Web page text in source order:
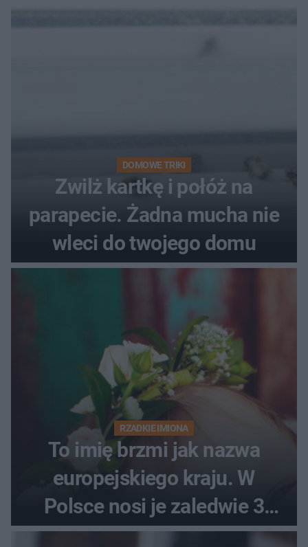
DOMOWE TRIKI
Zwilż kartkę i połóż na
parapecie. Żadna mucha nie
wleci do twojego domu
RZADKIE IMIONA
To imię brzmi jak nazwa
europejskiego kraju. W
Polsce nosi je zaledwie 3
kobiety